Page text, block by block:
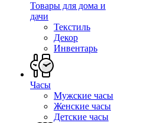
Товары для дома и
дачи
Текстиль
Декор
Инвентарь
Часы
Мужские часы
Женские часы
Детские часы